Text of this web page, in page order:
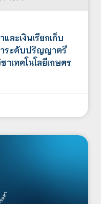
ละเงินเรียกเก็บ
ระดับปริญญาตรี
าเทคโนโลยีเกษตร